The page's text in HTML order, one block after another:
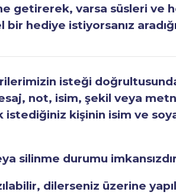
getirerek, varsa süsleri ve
hediye istiyorsanız
isteği
not, isim, şekil veya
istediğiniz kişinin isim ve
silinme durumu
dilerseniz üzerine